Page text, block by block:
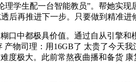
学生配一台智能教员”。帮她实
再推进下一步。只要做到精准进
中都极具价值。通过自从引擎和
物司理：用16GB了 太贵了今天
度极大。此前常熬夜曲播和备货